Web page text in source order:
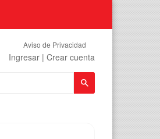
Aviso de Privacidad
Ingresar| Crear cuenta
Buscar